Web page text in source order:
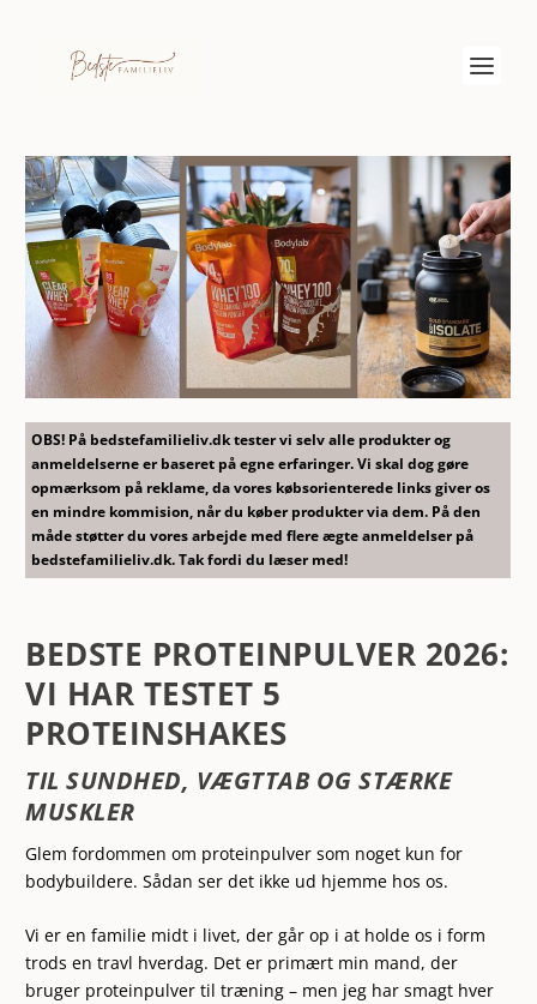
OBS! På bedstefamilieliv.dk tester vi selv alle produkter og
anmeldelserne er baseret på egne erfaringer. Vi skal dog gøre
opmærksom på reklame, da vores købsorienterede links giver os
en mindre kommision, når du køber produkter via dem. På den
måde støtter du vores arbejde med flere ægte anmeldelser på
bedstefamilieliv.dk. Tak fordi du læser med!
BEDSTE PROTEINPULVER 2026:
VI HAR TESTET 5
PROTEINSHAKES
TIL SUNDHED, VÆGTTAB OG STÆRKE
MUSKLER
Glem fordommen om proteinpulver som noget kun for
bodybuildere. Sådan ser det ikke ud hjemme hos os.
Vi er en familie midt i livet, der går op i at holde os i form
trods en travl hverdag. Det er primært min mand, der
bruger proteinpulver til træning – men jeg har smagt hver